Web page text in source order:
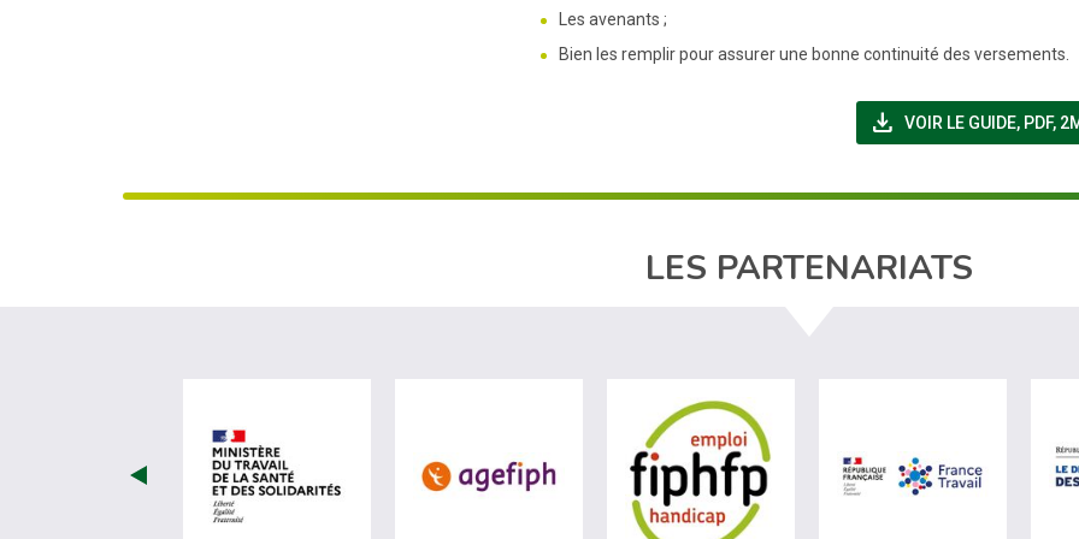
Les avenants ;
Bien les remplir pour assurer une bonne continuité des versements.
file_download VOIR LE GUIDE, PDF,
LES PARTENARIATS
visiter les site de Ministère du travail (nouvelle fenêtre)
visiter les site de Agefiph (nouvelle fenêtre)visiter les site de Fiphfp (nouvellevisiter les